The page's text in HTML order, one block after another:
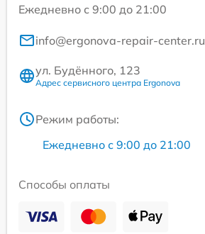
Ежедневно с 9:00 до 21:00
info@ergonova-repair-center.ru
ул. Будённого, 123
Адрес сервисного центра Ergonova
Режим работы:
Ежедневно с 9:00 до 21:00
Способы оплаты